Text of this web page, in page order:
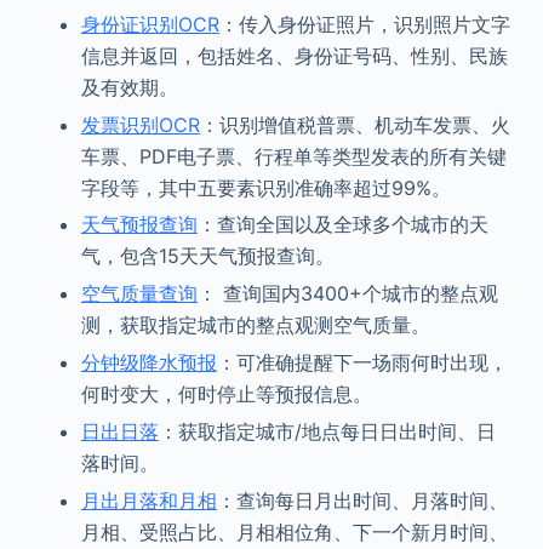
身份证识别OCR：传入身份证照片，识别照片文字
信息并返回，包括姓名、身份证号码、性别、民族
及有效期。
发票识别OCR：识别增值税普票、机动车发票、火
车票、PDF电子票、行程单等类型发表的所有关键
字段等，其中五要素识别准确率超过99%。
天气预报查询 ：查询全国以及全球多个城市的天
气，包含15天天气预报查询。
空气质量查询 ： 查询国内3400+个城市的整点观
测，获取指定城市的整点观测空气质量。
分钟级降水预报 ：可准确提醒下一场雨何时出现，
何时变大，何时停止等预报信息。
日出日落 ：获取指定城市/地点每日日出时间、日
落时间。
月出月落和月相 ：查询每日月出时间、月落时间、
月相、受照占比、月相相位角、下一个新月时间、